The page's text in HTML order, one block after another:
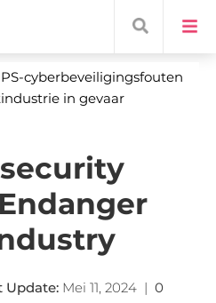
cyberbeveiligingsfouten
in gevaar
Update: Mei 11, 2024| 0